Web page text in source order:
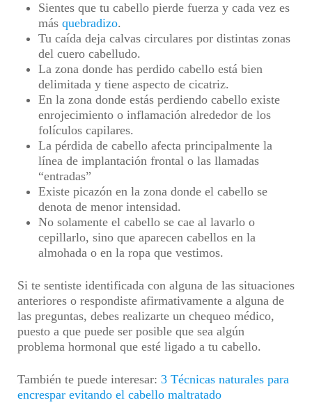
Sientes que tu cabello pierde fuerza y cada vez es
más quebradizo.
Tu caída deja calvas circulares por distintas zonas
del cuero cabelludo.
La zona donde has perdido cabello está bien
delimitada y tiene aspecto de cicatriz.
En la zona donde estás perdiendo cabello existe
enrojecimiento o inflamación alrededor de los
folículos capilares.
La pérdida de cabello afecta principalmente la
línea de implantación frontal o las llamadas
“entradas”
Existe picazón en la zona donde el cabello se
denota de menor intensidad.
No solamente el cabello se cae al lavarlo o
cepillarlo, sino que aparecen cabellos en la
almohada o en la ropa que vestimos.
Si te sentiste identificada con alguna de las situaciones
anteriores o respondiste afirmativamente a alguna de
las preguntas, debes realizarte un chequeo médico,
puesto a que puede ser posible que sea algún
problema hormonal que esté ligado a tu cabello.
También te puede interesar: 3 Técnicas naturales para
encrespar evitando el cabello maltratado